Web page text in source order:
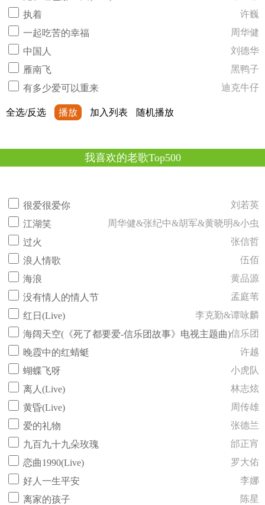
执着
许巍
一起吃苦的幸福
周华健
中国人
刘德华
雁南飞
黑鸭子
有多少爱可以重来
迪克牛仔
全选/反选 播放 加入列表 随机播放
我喜欢的老歌Top500
很爱很爱你
刘若英
江湖笑
周华健&张纪中&胡军&黄晓明&小虫
过火
张信哲
浪人情歌
伍佰
海浪
黄品源
没有情人的情人节
孟庭苇
红日(Live)
李克勤&谭咏麟
海阔天空(《死了都要爱-信乐团故事》电视主题曲)信乐团
晚霞中的红蜻蜓
许越
蝴蝶飞呀
小虎队
离人(Live)
林志炫
黄昏(Live)
周传雄
爱的礼物
张德兰
九百九十九朵玫瑰
邰正宵
恋曲1990(Live)
罗大佑
好人一生平安
李娜
离家的孩子
陈星